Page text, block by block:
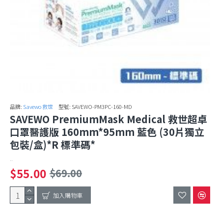
品牌: Savewo 救世 型號: SAVEWO-PM3PC-160-MD
SAVEWO PremiumMask Medical 救世超卓
口罩醫護版 160mm*95mm 藍色 (30片獨立
包裝/盒)*R 標準碼*
..
$55.00 $69.00
加入購物車